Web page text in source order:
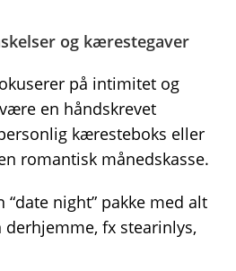
og kærestegaver
på intimitet og
en håndskrevet
kæresteboks eller
romantisk månedskasse.
“date night” pakke med alt
fx stearinlys,